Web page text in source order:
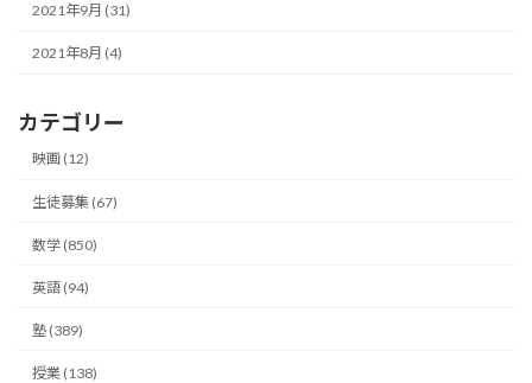
2021年9月 (31)
2021年8月 (4)
カテゴリー
映画 (12)
生徒募集 (67)
数学 (850)
英語 (94)
塾 (389)
授業 (138)